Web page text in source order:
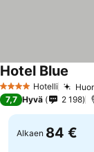
4 Tähtiluokitus
Hotelli
Hotel Blue
7,7 Hyvä 2 198
Alkaen 84 €